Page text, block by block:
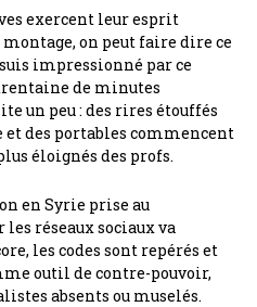
exercent leur esprit
on peut faire dire ce
suis impressionné par ce
de minutes
un peu : des rires étouffés
et des portables commencent
éloignés des profs.
en Syrie prise au
réseaux sociaux va
les codes sont repérés et
outil de contre-pouvoir,
absents ou muselés.